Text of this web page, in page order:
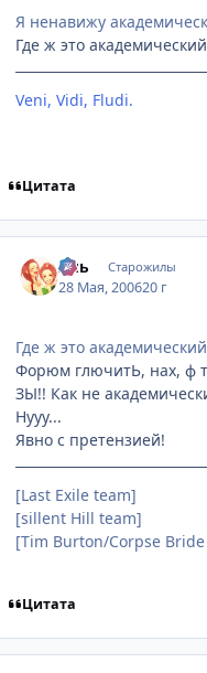
Я ненавижу
Где ж это
Veni, Vidi, Fludi.
Цитата
Аль Старожилы
28 Мая, 200620 г
Где ж это
Форюм глючитЬ, нах, ф
ЗЫ!! Как не
Нууу...
Явно с претензией!
[Last Exile team]
[sillent Hill team]
[Tim Burton/Сorpse
Цитата